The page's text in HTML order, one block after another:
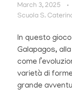
March 3, 2025
Scuola S.
In questo
Galapagos,
come
varietà di
grande